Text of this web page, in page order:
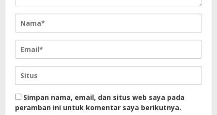
Simpan nama, email, dan situs web saya pada
peramban ini untuk komentar saya berikutnya.